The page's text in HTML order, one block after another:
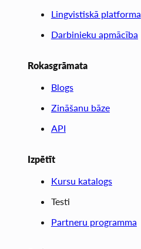
Lingvistiskā platforma
Darbinieku apmācība
Rokasgrāmata
Blogs
Zināšanu bāze
API
Izpētīt
Kursu katalogs
Testi
Partneru programma